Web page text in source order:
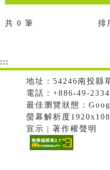
共 0 筆 排
:::
地址：54246南投縣
電話：+886-49-
最佳瀏覽狀態：
螢幕解析度
宣示 | 著作權聲明